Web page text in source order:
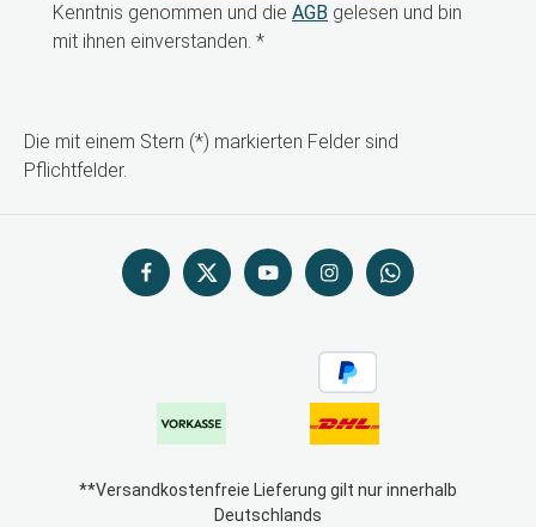
Kenntnis genommen und die AGB gelesen und bin
mit ihnen einverstanden. *
Die mit einem Stern (*) markierten Felder sind
Pflichtfelder.
**Versandkostenfreie Lieferung gilt nur innerhalb
Deutschlands